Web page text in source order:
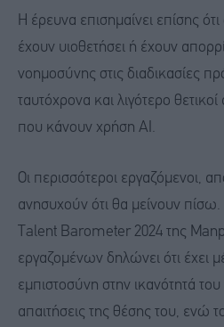
Η έρευνα επισημαίνει επίσης
έχουν υιοθετήσει ή έχουν
νοημοσύνης στις διαδικασίες
ταυτόχρονα και λιγότερο
που κάνουν χρήση AI.
Οι περισσότεροι εργαζόμενοι,
ανησυχούν ότι θα μείνουν
Talent Barometer 2024 της
εργαζομένων δηλώνει ότι έχει
εμπιστοσύνη στην ικανότητά του
απαιτήσεις της θέσης του, ενώ